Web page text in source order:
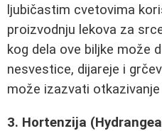
ljubičastim cvetovima
proizvodnju lekova za
kog dela ove biljke može
nesvestice, dijareje i
može izazvati
3. Hortenzija